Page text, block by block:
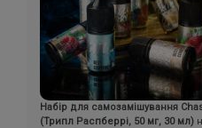
Набір для самозамішування
(Трипл Распберрі, 50 мг, 30 мл)